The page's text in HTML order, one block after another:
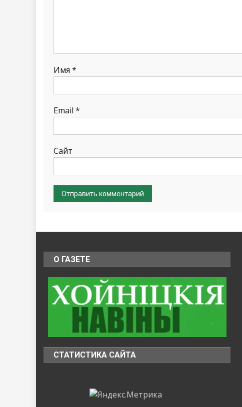
Имя *
Email *
Сайт
О ГАЗЕТЕ
СТАТИСТИКА САЙТА